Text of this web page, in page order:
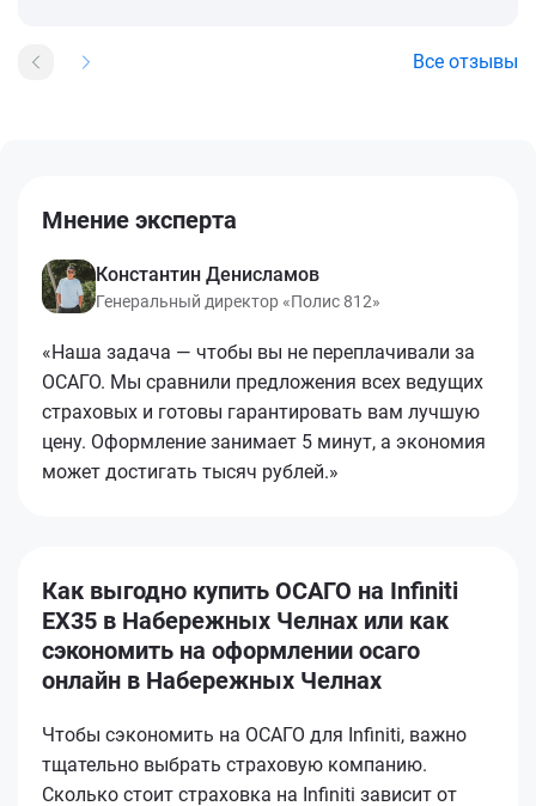
Все отзывы
Мнение эксперта
Константин Денисламов
Генеральный директор «Полис 812»
«Наша задача — чтобы вы не переплачивали за
ОСАГО. Мы сравнили предложения всех ведущих
страховых и готовы гарантировать вам лучшую
цену. Оформление занимает 5 минут, а экономия
может достигать тысяч рублей.»
Как выгодно купить ОСАГО на Infiniti
EX35 в Набережных Челнах или как
сэкономить на оформлении осаго
онлайн в Набережных Челнах
Чтобы сэкономить на ОСАГО для Infiniti, важно
тщательно выбрать страховую компанию.
Сколько стоит страховка на Infiniti зависит от